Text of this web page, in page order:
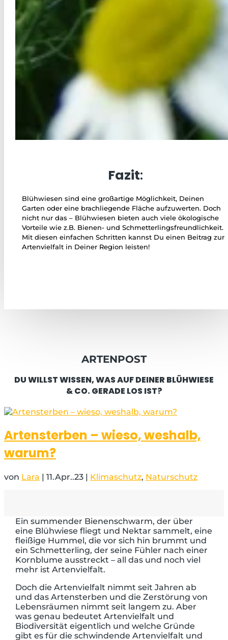
Fazit:
Blühwiesen sind eine großartige Möglichkeit, Deinen
Garten oder eine brachliegende Fläche aufzuwerten. Doch
nicht nur das – Blühwiesen bieten auch viele ökologische
Vorteile wie z.B. Bienen- und Schmetterlingsfreundlichkeit.
Mit diesen einfachen Schritten kannst Du einen Beitrag zur
Artenvielfalt in Deiner Region leisten!
ARTENPOST
DU WILLST WISSEN, WAS AUF DEINER BLÜHWIESE
& CO. GERADE LOS IST?
Artensterben – wieso, weshalb,
warum?
von Lara | 11.Apr..23 | Klimaschutz, Naturschutz
Ein summender Bienenschwarm, der über
eine Blühwiese fliegt und Nektar sammelt, eine
fleißige Hummel, die vor sich hin brummt und
ein Schmetterling, der seine Fühler nach einer
Kornblume ausstreckt – all das und noch viel
mehr ist Artenvielfalt.
Doch die Artenvielfalt nimmt seit Jahren ab
und das Artensterben und die Zerstörung von
Lebensräumen nimmt seit langem zu. Aber
was genau bedeutet Artenvielfalt und
Biodiversität eigentlich und welche Gründe
gibt es für die schwindende Artenvielfalt und